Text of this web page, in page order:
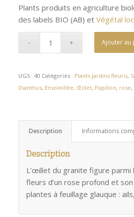
Plants produits en agriculture
des labels BIO (AB) etVégétal
Ajouter au
UGS :40 Catégories : Plants jardins fleuris,
Dianthus, Ensoleillée, Œillet, Papillon, rose,
Description Informations
Description
L’œillet du granite figure parmi
fleurs d’un rose profond et
plantes à feuillage glauque :